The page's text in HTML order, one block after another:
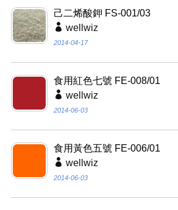
己二烯酸鉀 FS-001/03
wellwiz
2014-04-17
食用紅色七號 FE-008/01
wellwiz
2014-06-03
食用黃色五號 FE-006/01
wellwiz
2014-06-03